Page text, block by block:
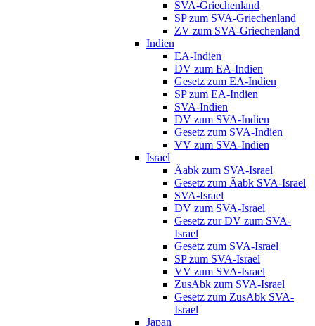
SVA-Griechenland
SP zum SVA-Griechenland
ZV zum SVA-Griechenland
Indien
EA-Indien
DV zum EA-Indien
Gesetz zum EA-Indien
SP zum EA-Indien
SVA-Indien
DV zum SVA-Indien
Gesetz zum SVA-Indien
VV zum SVA-Indien
Israel
Äabk zum SVA-Israel
Gesetz zum Äabk SVA-Israel
SVA-Israel
DV zum SVA-Israel
Gesetz zur DV zum SVA-
Israel
Gesetz zum SVA-Israel
SP zum SVA-Israel
VV zum SVA-Israel
ZusAbk zum SVA-Israel
Gesetz zum ZusAbk SVA-
Israel
Japan